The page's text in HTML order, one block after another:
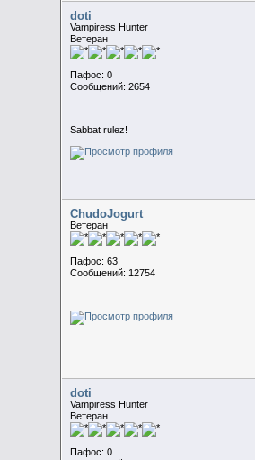
doti
Vampiress Hunter
Ветеран
Пафос: 0
Сообщений: 2654
Sabbat rulez!
ChudoJogurt
Ветеран
Пафос: 63
Сообщений: 12754
doti
Vampiress Hunter
Ветеран
Пафос: 0